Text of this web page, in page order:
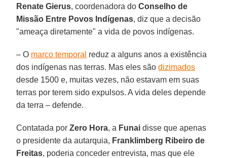
Renate Gierus, coordenadora doConselho de
Missão Entre Povos Indígenas, diz que a decisão
"ameaça diretamente" a vida de povos indígenas.
– O marco temporal reduz a alguns anos a existência
dos indígenas nas terras. Mas eles sãodizimados
desde 1500 e, muitas vezes, não estavam em suas
terras por terem sido expulsos. A vida deles depende
da terra – defende.
Contatada porZero Hora, a Funai disse que apenas
o presidente da autarquia, Franklimberg Ribeiro de
Freitas, poderia conceder entrevista, mas que ele